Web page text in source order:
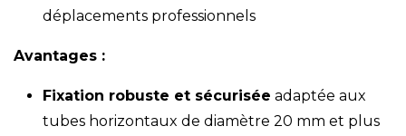
déplacements professionnels
Avantages :
Fixation robuste et sécurisée adaptée aux
tubes horizontaux de diamètre 20 mm et plus